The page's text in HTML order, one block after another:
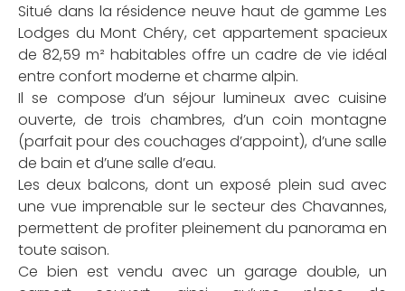
Situé dans la résidence neuve haut de gamme Les
Lodges du Mont Chéry, cet appartement spacieux
de 82,59 m² habitables offre un cadre de vie idéal
entre confort moderne et charme alpin.
Il se compose d’un séjour lumineux avec cuisine
ouverte, de trois chambres, d’un coin montagne
(parfait pour des couchages d’appoint), d’une salle
de bain et d’une salle d’eau.
Les deux balcons, dont un exposé plein sud avec
une vue imprenable sur le secteur des Chavannes,
permettent de profiter pleinement du panorama en
toute saison.
Ce bien est vendu avec un garage double, un